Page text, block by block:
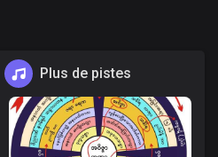
Plus de pistes